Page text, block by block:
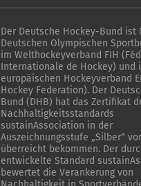
Der Deutsche Hockey-Bund ist
Deutschen Olympischen
im Welthockeyverband FIH
Internationale de Hockey) und
europäischen Hockeyverband
Hockey Federation). Der
Bund (DHB) hat das Zertifikat
Nachhaltigkeitsstandards
sustainAssociation in der
Auszeichnungsstufe „Silber“
überreicht bekommen. Der
entwickelte Standard
bewertet die Verankerung von